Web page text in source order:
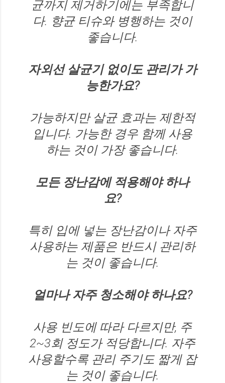
균까지 제거하기에는 부족합니
다. 향균 티슈와 병행하는 것이
좋습니다.
자외선 살균기 없이도 관리가 가
능한가요?
가능하지만 살균 효과는 제한적
입니다. 가능한 경우 함께 사용
하는 것이 가장 좋습니다.
모든 장난감에 적용해야 하나
요?
특히 입에 넣는 장난감이나 자주
사용하는 제품은 반드시 관리하
는 것이 좋습니다.
얼마나 자주 청소해야 하나요?
사용 빈도에 따라 다르지만, 주
2~3회 정도가 적당합니다. 자주
사용할수록 관리 주기도 짧게 잡
는 것이 좋습니다.